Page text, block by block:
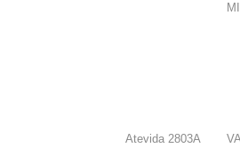
Atevida 2803A